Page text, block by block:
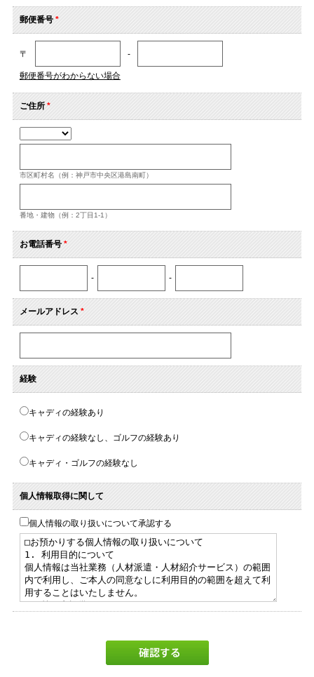
郵便番号*
〒 -
郵便番号がわからない場合
ご住所*
市区町村名（例：神戸市中央区港島南町）
番地・建物（例：2丁目1-1）
お電話番号*
- -
メールアドレス *
経験
キャディの経験あり
キャディの経験なし、ゴルフの経験あり
キャディ・ゴルフの経験なし
個人情報取得に関して
個人情報の取り扱いについて承認する